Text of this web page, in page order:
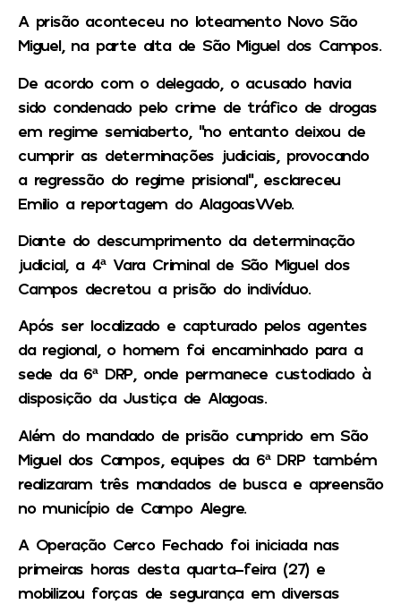
A prisão aconteceu no loteamento Novo São
Miguel, na parte alta de São Miguel dos Campos.
De acordo com o delegado, o acusado havia
sido condenado pelo crime de tráfico de drogas
em regime semiaberto, “no entanto deixou de
cumprir as determinações judiciais, provocando
a regressão do regime prisional”, esclareceu
Emilio a reportagem do AlagoasWeb.
Diante do descumprimento da determinação
judicial, a 4ª Vara Criminal de São Miguel dos
Campos decretou a prisão do indivíduo.
Após ser localizado e capturado pelos agentes
da regional, o homem foi encaminhado para a
sede da 6ª DRP, onde permanece custodiado à
disposição da Justiça de Alagoas.
Além do mandado de prisão cumprido em São
Miguel dos Campos, equipes da 6ª DRP também
realizaram três mandados de busca e apreensão
no município de Campo Alegre.
A Operação Cerco Fechado foi iniciada nas
primeiras horas desta quarta-feira (27) e
mobilizou forças de segurança em diversas